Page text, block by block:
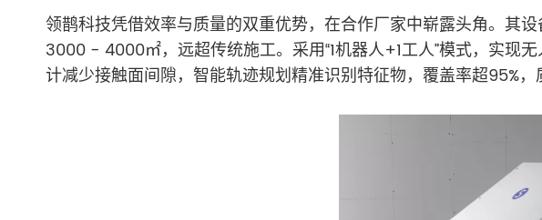
领鹊科技凭借效率与质量的双重优势，在合作厂家中崭露头角。
3000 - 4000㎡，远超传统施工。采用“1机器人+1工人”模式，实现
计减少接触面间隙，智能轨迹规划精准识别特征物，覆盖率超95%，